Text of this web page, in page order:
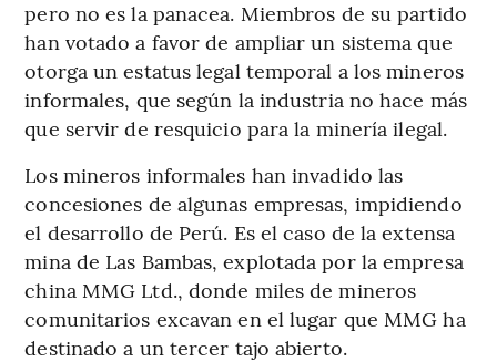
pero no es la panacea. Miembros de su partido
han votado a favor de ampliar un sistema que
otorga un estatus legal temporal a los mineros
informales, que según la industria no hace más
que servir de resquicio para la minería ilegal.
Los mineros informales han invadido las
concesiones de algunas empresas, impidiendo
el desarrollo de Perú. Es el caso de la extensa
mina de Las Bambas, explotada por la empresa
china MMG Ltd., donde miles de mineros
comunitarios excavan en el lugar que MMG ha
destinado a un tercer tajo abierto.